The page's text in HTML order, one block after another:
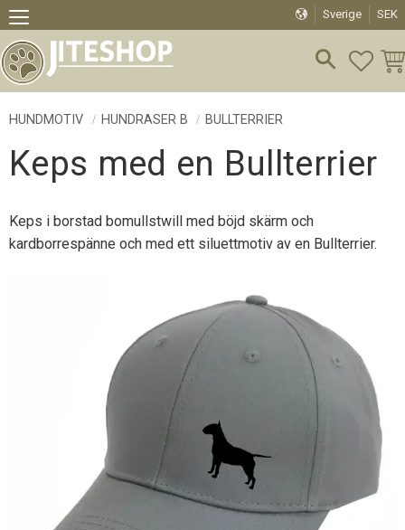
Meny
Sverige SEK
HUNDMOTIV HUNDRASER B BULLTERRIER
Keps med en Bullterrier
Keps i borstad bomullstwill med böjd skärm och
kardborrespänne och med ett siluettmotiv av en Bullterrier.